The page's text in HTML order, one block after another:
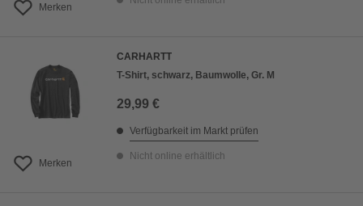
Merken
Merken
CARHARTT
T-Shirt, schwarz, Baumwolle, Gr. M
29,99 €
Verfügbarkeit im Markt prüfen
Nicht online erhältlich